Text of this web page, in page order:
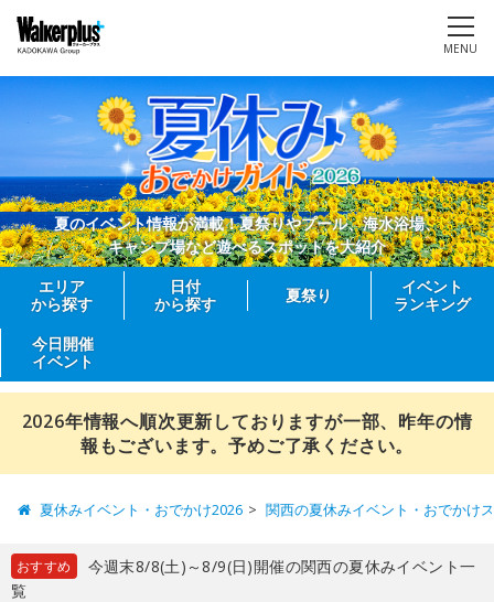
MENU
夏のイベント情報が満載！夏祭りやプール、海水浴場、
キャンプ場など遊べるスポットを大紹介
エリア
から探す
日付
から探す
夏祭り
イベント
ランキング
今日開催
イベント
2026年情報へ順次更新しておりますが一部、昨年の情
報もございます。予めご了承ください。
夏休みイベント・おでかけ2026 関西の夏休みイベント・おでかけ
おすすめ
今週末8/8(土)～8/9(日)開催の関西の夏休みイベント一
覧